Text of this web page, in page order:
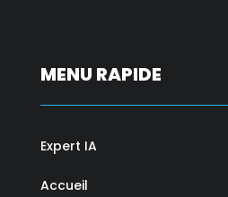
MENU RAPIDE
Expert IA
Accueil